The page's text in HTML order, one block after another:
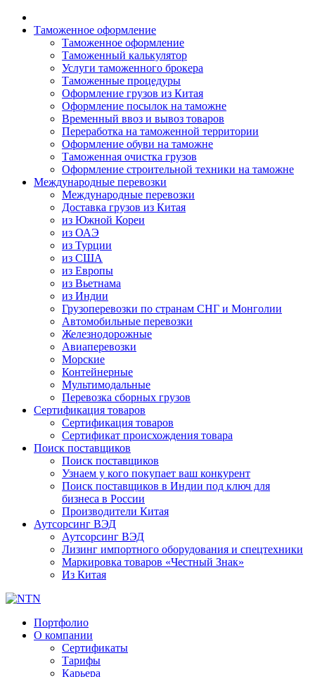
Таможенное оформление
Таможенное оформление
Таможенный калькулятор
Услуги таможенного брокера
Таможенные процедуры
Оформление грузов из Китая
Оформление посылок на таможне
Временный ввоз и вывоз товаров
Переработка на таможенной территории
Оформление обуви на таможне
Таможенная очистка грузов
Оформление строительной техники на таможне
Международные перевозки
Международные перевозки
Доставка грузов из Китая
из Южной Кореи
из ОАЭ
из Турции
из США
из Европы
из Вьетнама
из Индии
Грузоперевозки по странам СНГ и Монголии
Автомобильные перевозки
Железнодорожные
Авиаперевозки
Морские
Контейнерные
Мультимодальные
Перевозка сборных грузов
Сертификация товаров
Сертификация товаров
Сертификат происхождения товара
Поиск поставщиков
Поиск поставщиков
Узнаем у кого покупает ваш конкурент
Поиск поставщиков в Индии под ключ для
бизнеса в России
Производители Китая
Аутсорсинг ВЭД
Аутсорсинг ВЭД
Лизинг импортного оборудования и спецтехники
Маркировка товаров «Честный Знак»
Из Китая
Портфолио
О компании
Сертификаты
Тарифы
Карьера